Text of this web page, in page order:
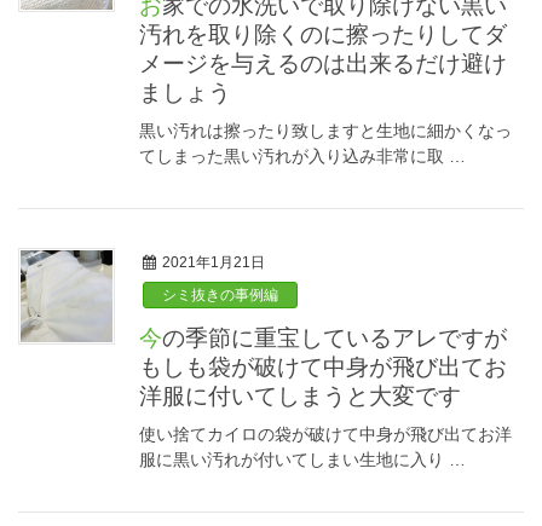
お家での水洗いで取り除けない黒い
汚れを取り除くのに擦ったりしてダ
メージを与えるのは出来るだけ避け
ましょう
黒い汚れは擦ったり致しますと生地に細かくなっ
てしまった黒い汚れが入り込み非常に取 …
2021年1月21日
シミ抜きの事例編
今の季節に重宝しているアレですが
もしも袋が破けて中身が飛び出てお
洋服に付いてしまうと大変です
使い捨てカイロの袋が破けて中身が飛び出てお洋
服に黒い汚れが付いてしまい生地に入り …